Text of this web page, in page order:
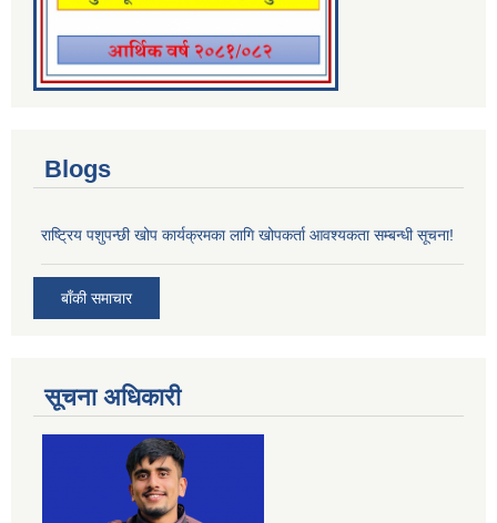
Blogs
राष्ट्रिय पशुपन्छी खोप कार्यक्रमका लागि खोपकर्ता आवश्यकता सम्बन्धी सूचना!
बाँकी समाचार
सूचना अधिकारी